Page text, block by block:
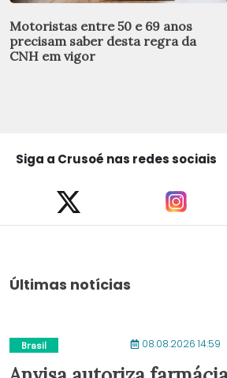
Motoristas entre 50 e 69 anos
precisam saber desta regra da
CNH em vigor
Siga a Crusoé nas redes sociais
Últimas notícias
Brasil 08.08.2026 14:59